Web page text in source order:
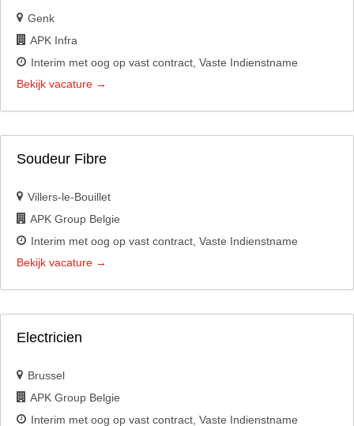
Genk
APK Infra
Interim met oog op vast contract Vaste Indienstname
Bekijk vacature
Soudeur Fibre
Villers-le-Bouillet
APK Group Belgie
Interim met oog op vast contract Vaste Indienstname
Bekijk vacature
Electricien
Brussel
APK Group Belgie
Interim met oog op vast contract Vaste Indienstname